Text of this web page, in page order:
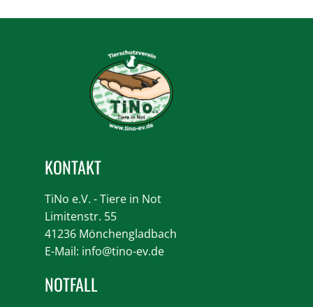
KONTAKT
TiNo e.V. - Tiere in Not
Limitenstr. 55
41236 Mönchengladbach
E-Mail: info@tino-ev.de
NOTFALL